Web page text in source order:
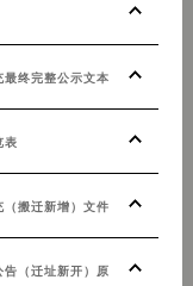
最终完整公示文本
表
（搬迁新增）文件
告（迁址新开）原